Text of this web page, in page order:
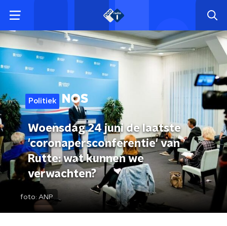
Politiek
Woensdag 24 juni de laatste
'coronapersconferentie' van
Rutte: wat kunnen we
verwachten?
foto: ANP